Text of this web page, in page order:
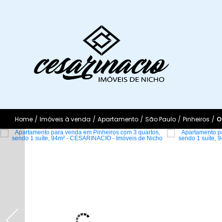
Home / Imóveis à venda / Apartamento / São Paulo / Pinheiros /